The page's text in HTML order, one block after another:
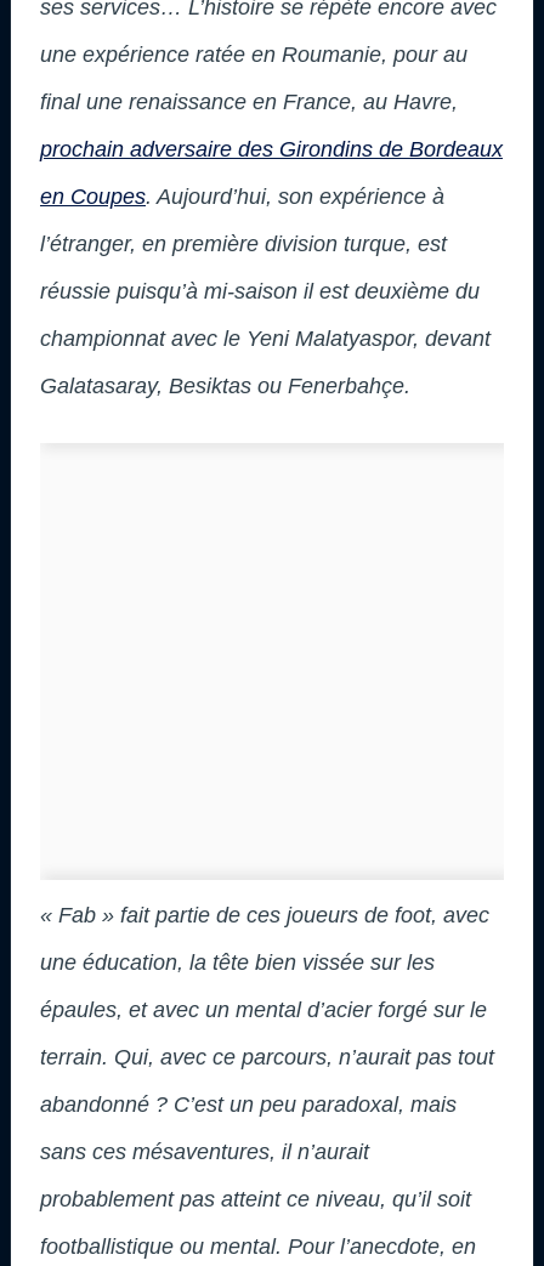
ses services… L’histoire se répète encore avec
une expérience ratée en Roumanie, pour au
final une renaissance en France, au Havre,
prochain adversaire des Girondins de Bordeaux
en Coupes. Aujourd’hui, son expérience à
l’étranger, en première division turque, est
réussie puisqu’à mi-saison il est deuxième du
championnat avec le Yeni Malatyaspor, devant
Galatasaray, Besiktas ou Fenerbahçe.
« Fab » fait partie de ces joueurs de foot, avec
une éducation, la tête bien vissée sur les
épaules, et avec un mental d’acier forgé sur le
terrain. Qui, avec ce parcours, n’aurait pas tout
abandonné ? C’est un peu paradoxal, mais
sans ces mésaventures, il n’aurait
probablement pas atteint ce niveau, qu’il soit
footballistique ou mental. Pour l’anecdote, en